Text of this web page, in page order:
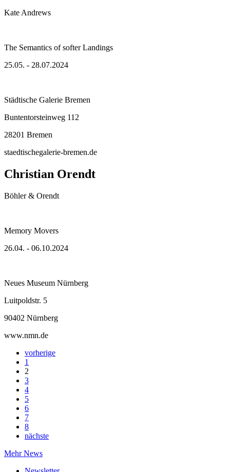
Kate Andrews
The Semantics of softer Landings
25.05. - 28.07.2024
Städtische Galerie Bremen
Buntentorsteinweg 112
28201 Bremen
staedtischegalerie-bremen.de
Christian Orendt
Böhler & Orendt
Memory Movers
26.04. - 06.10.2024
Neues Museum Nürnberg
Luitpoldstr. 5
90402 Nürnberg
www.nmn.de
vorherige
1
2
3
4
5
6
7
8
nächste
Mehr News